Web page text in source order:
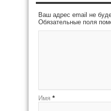
Ваш адрес email не
Обязательные поля
Имя *